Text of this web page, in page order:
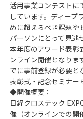
活用事業コンテストに
しています。ディープ
めに超えるべき課題や
パーソンにとって見逃
本年度のアワード表彰
ンライン開催となりま
でに事前登録が必要と
表彰式・記念セミナー
◆開催概要：
日経クロステック
催（オンラインでの開